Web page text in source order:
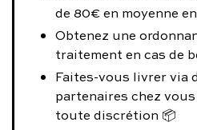
de 80€ en moyenne
Obtenez une
traitement en cas de
Faites-vous livrer via
partenaires chez
toute discrétion 📦